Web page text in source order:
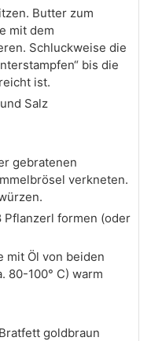
Butter zum
mit dem
Schluckweise die
bis die
ist.
Salz
gebratenen
verkneten.
Pflanzerl formen (oder
mit Öl von beiden
80-100° C) warm
goldbraun